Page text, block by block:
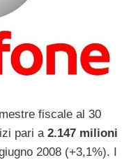
fiscale al 30
pari a 2.147 milioni
2008 (+3,1%). I